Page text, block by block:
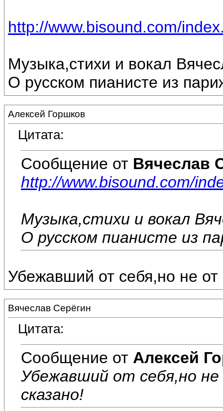
http://www.bisound.com/
Музыка,стихи и вокал
О русском пианисте из
Алексей Горшков
Цитата:
Сообщение от Вячеслав
http://www.bisound.com/
Музыка,стихи и вокал
О русском пианисте из
Убежавший от себя,но не
Вячеслав Серёгин
Цитата:
Сообщение от Алексей
Убежавший от себя,но
сказано!